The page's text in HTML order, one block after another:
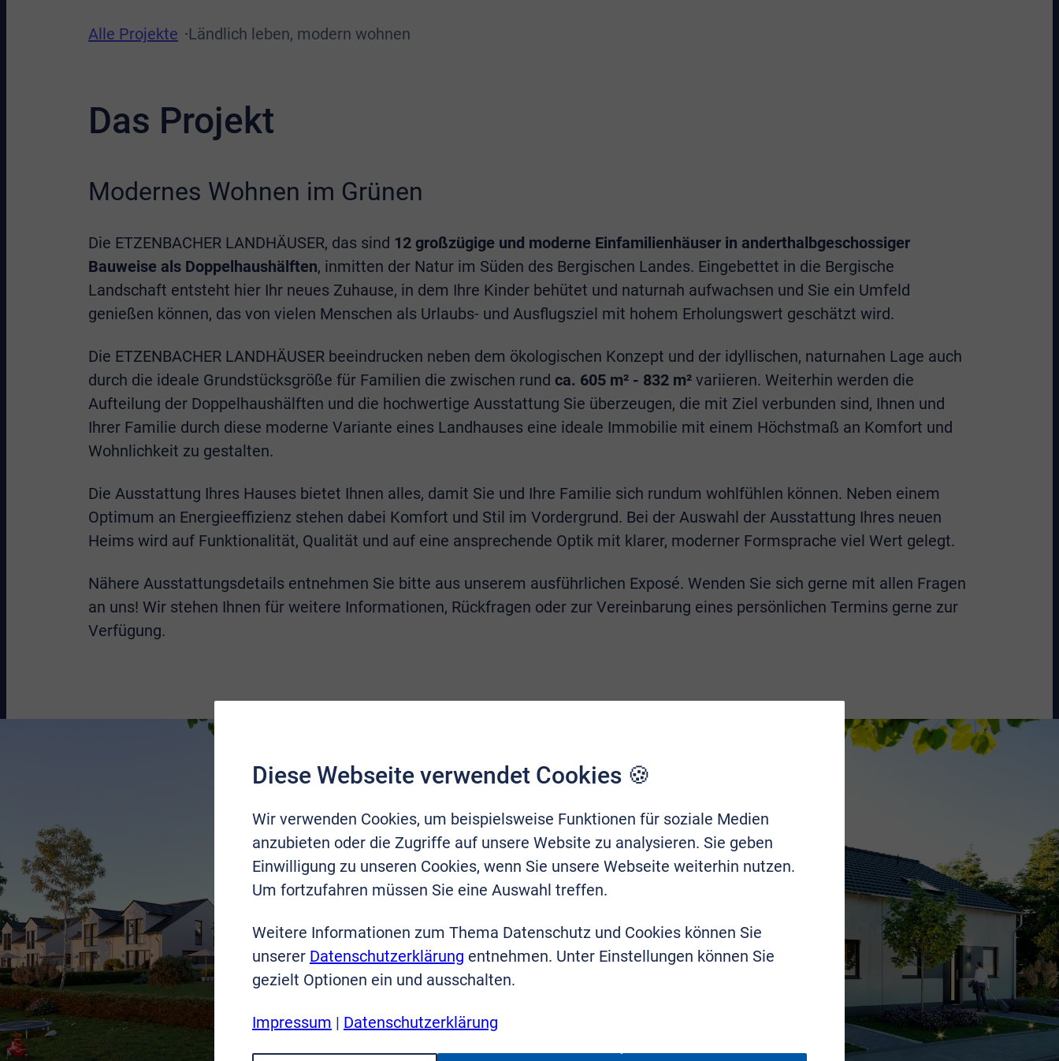
Alle Projekte Ländlich leben, modern wohnen
Das Projekt
Modernes Wohnen im Grünen
Die ETZENBACHER LANDHÄUSER, das sind 12 großzügige und moderne Einfamilienhäuser in anderthalbgeschossiger
Bauweise als Doppelhaushälften, inmitten der Natur im Süden des Bergischen Landes. Eingebettet in die Bergische
Landschaft entsteht hier Ihr neues Zuhause, in dem Ihre Kinder behütet und naturnah aufwachsen und Sie ein Umfeld
genießen können, das von vielen Menschen als Urlaubs- und Ausflugsziel mit hohem Erholungswert geschätzt wird.
Die ETZENBACHER LANDHÄUSER beeindrucken neben dem ökologischen Konzept und der idyllischen, naturnahen Lage auch
durch die ideale Grundstücksgröße für Familien die zwischen rund ca. 605 m² - 832 m² variieren. Weiterhin werden die
Aufteilung der Doppelhaushälften und die hochwertige Ausstattung Sie überzeugen, die mit Ziel verbunden sind, Ihnen und
Ihrer Familie durch diese moderne Variante eines Landhauses eine ideale Immobilie mit einem Höchstmaß an Komfort und
Wohnlichkeit zu gestalten.
Die Ausstattung Ihres Hauses bietet Ihnen alles, damit Sie und Ihre Familie sich rundum wohlfühlen können. Neben einem
Optimum an Energieeffizienz stehen dabei Komfort und Stil im Vordergrund. Bei der Auswahl der Ausstattung Ihres neuen
Heims wird auf Funktionalität, Qualität und auf eine ansprechende Optik mit klarer, moderner Formsprache viel Wert gelegt.
Nähere Ausstattungsdetails entnehmen Sie bitte aus unserem ausführlichen Exposé. Wenden Sie sich gerne mit allen Fragen
an uns! Wir stehen Ihnen für weitere Informationen, Rückfragen oder zur Vereinbarung eines persönlichen Termins gerne zur
Verfügung.
Diese Webseite verwendet Cookies 🍪
Wir verwenden Cookies, um beispielsweise Funktionen für soziale Medien
anzubieten oder die Zugriffe auf unsere Website zu analysieren. Sie geben
Einwilligung zu unseren Cookies, wenn Sie unsere Webseite weiterhin nutzen.
Um fortzufahren müssen Sie eine Auswahl treffen.
Weitere Informationen zum Thema Datenschutz und Cookies können Sie
unserer Datenschutzerklärung entnehmen. Unter Einstellungen können Sie
gezielt Optionen ein und ausschalten.
Impressum | Datenschutzerklärung